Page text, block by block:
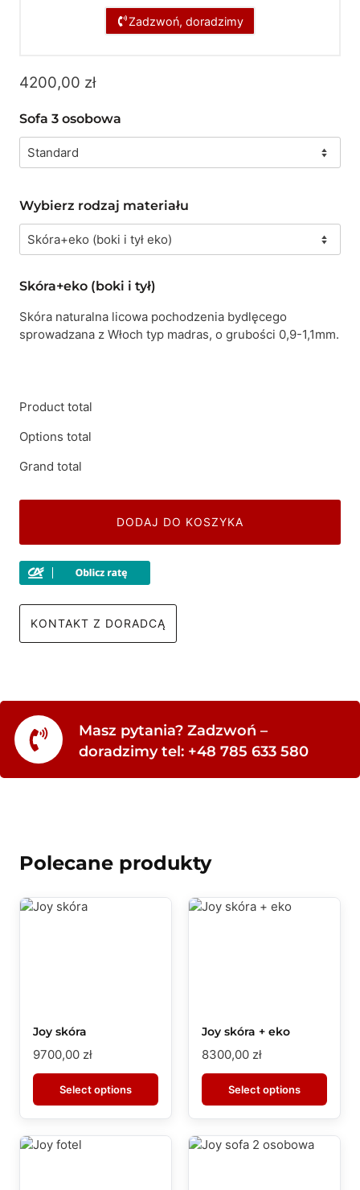
Zadzwoń, doradzimy
4200,00 zł
Sofa 3 osobowa
Wybierz rodzaj materiału
Skóra+eko (boki i tył)
Skóra naturalna licowa pochodzenia bydlęcego
sprowadzana z Włoch typ madras, o grubości 0,9-1,1mm.
Product total
Options total
Grand total
DODAJ DO KOSZYKA
KONTAKT Z DORADCĄ
Masz pytania? Zadzwoń –
doradzimy tel: +48 785 633 580
Polecane produkty
Joy skóra
9700,00 zł
Select options
Joy skóra + eko
8300,00 zł
Select options